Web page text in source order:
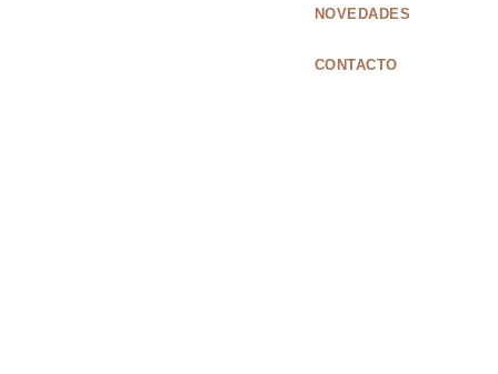
NOVEDADES
CONTACTO